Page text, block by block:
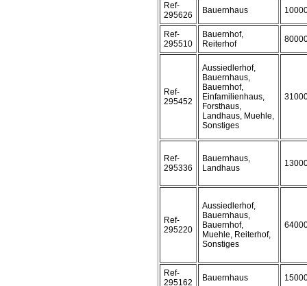
Ref-
295626
Bauernhaus
Ref-
295510
Bauernhof,
Reiterhof
Ref-
295452
Aussiedlerhof,
Bauernhaus,
Bauernhof,
Einfamilienhaus,
Forsthaus,
Landhaus, Muehle,
Sonstiges
Ref-
295336
Bauernhaus,
Landhaus
Ref-
295220
Aussiedlerhof,
Bauernhaus,
Bauernhof,
Muehle, Reiterhof,
Sonstiges
Ref-
295162
Bauernhaus